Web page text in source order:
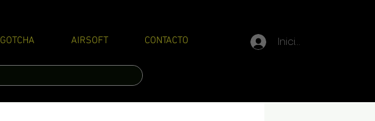
GOTCHA AIRSOFT CONTACTO Iniciar sesión